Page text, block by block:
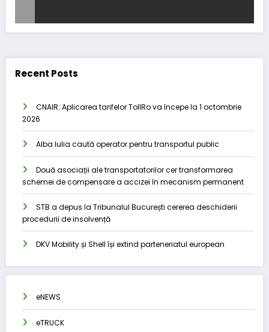
Recent Posts
CNAIR: Aplicarea tarifelor TollRo va începe la 1 octombrie
2026
Alba Iulia caută operator pentru transportul public
Două asociații ale transportatorilor cer transformarea
schemei de compensare a accizei în mecanism permanent
STB a depus la Tribunalul București cererea deschiderii
procedurii de insolvență
DKV Mobility și Shell își extind parteneriatul european
eNEWS
eTRUCK